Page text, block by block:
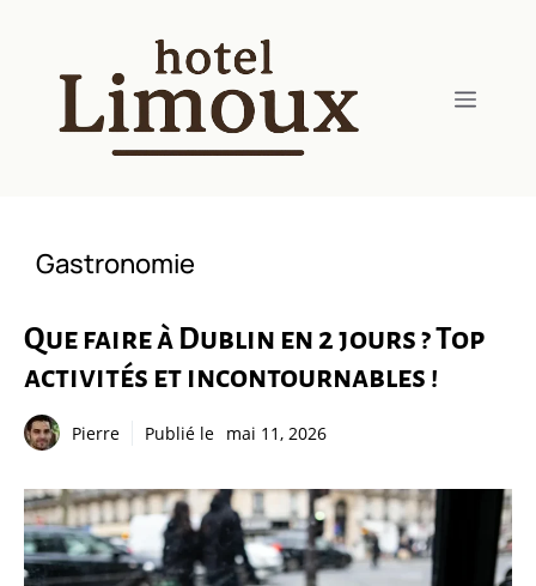
contenu
Menu
Gastronomie
Que faire à Dublin en 2 jours ? Top
activités et incontournables !
Pierre Publié le mai 11, 2026